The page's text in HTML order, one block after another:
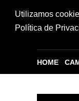
Utilizamos
Política de
HOME